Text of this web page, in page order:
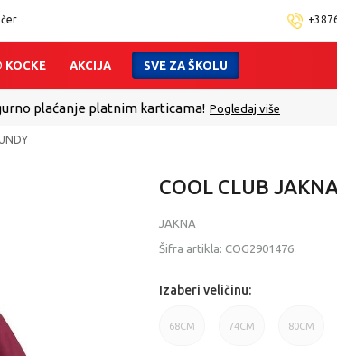
KOCKE AKCIJA SVE ZA ŠKOLU
plaćanje platnim karticama! Pogledaj više
COOL CLUB
JAKNA
Šifra artikla: COG2901476
Izaberi veličinu:
68CM 74CM 80CM